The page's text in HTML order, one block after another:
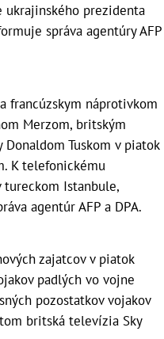
prezidenta
správa agentúry AFP
francúzskym náprotivkom
Merzom, britským
Tuskom v piatok
K telefonickému
Istanbule,
agentúr AFP a DPA.
zajatcov v piatok
padlých vo vojne
pozostatkov vojakov
britská televízia Sky